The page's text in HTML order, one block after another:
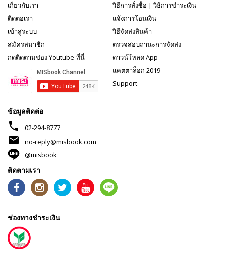
เกี่ยวกับเรา
ติดต่อเรา
เข้าสู่ระบบ
สมัครสมาชิก
กดติดตามช่อง Youtube ที่นี่
วิธีการสั่งซื้อ | วิธีการชำระเงิน
แจ้งการโอนเงิน
วิธีจัดส่งสินค้า
ตรวจสอบถานะการจัดส่ง
ดาวน์โหลด App
แคตตาล็อก 2019
Support
ข้อมูลติดต่อ
phone 02-294-8777
mail
no-reply@misbook.com
@misbook
ติดตามเรา
ช่องทางชำระเงิน